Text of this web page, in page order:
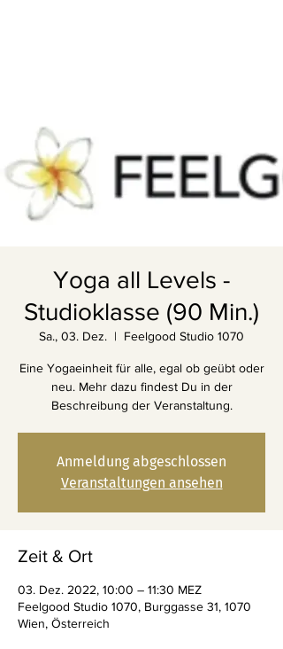
Yoga all Levels -
Studioklasse (90 Min.)
Sa., 03. Dez.
  |
Feelgood Studio 1070
Eine Yogaeinheit für alle, egal ob geübt oder
neu. Mehr dazu findest Du in der
Beschreibung der Veranstaltung.
Anmeldung abgeschlossen
Veranstaltungen ansehen
Zeit & Ort
03. Dez. 2022, 10:00 – 11:30 MEZ
Feelgood Studio 1070, Burggasse 31, 1070
Wien, Österreich